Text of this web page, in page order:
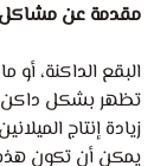
مقدمة عن مشاكل
البقع الداكنة،
تظهر بشكل داكن
زيادة إنتاج
يمكن أن تكون